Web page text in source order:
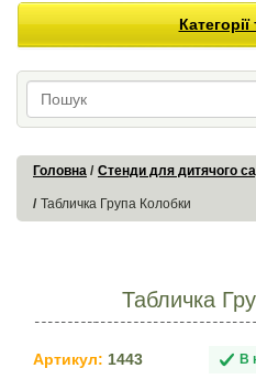
Головна Стенди для дитячого
Табличка Група Колобки
Табличка
Артикул: 1443 В